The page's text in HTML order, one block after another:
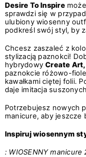
Desire To Inspire
sprawdzi się w
ulubiony wiosenny
podkreśl swój styl, by
Chcesz zaszaleć z
stylizacją paznokci!
hybrydowyCreate
paznokcie różowo-
kawałkami ciętej folii.
daje imitacja
Potrzebujesz nowych
manicure, aby jeszcze
Inspiruj wiosennym
: WIOSENNY